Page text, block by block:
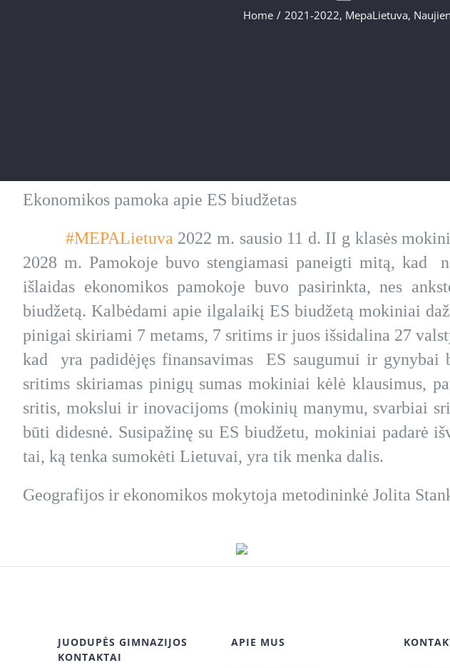
Home / 2021-2022, MepaLietuva,
Ekonomikos pamoka apie ES biudžetas
#MEPALietuva 2022 m. sausio 11 d. II g klasės
2028 m. Pamokoje buvo stengiamasi paneigti mitą, kad
išlaidas ekonomikos pamokoje buvo pasirinkta, nes
biudžetą. Kalbėdami apie ilgalaikį ES biudžetą mokiniai
pinigai skiriami 7 metams, 7 sritims ir juos išsidalina 27
kad yra padidėjęs finansavimas ES saugumui ir gynybai
sritims skiriamas pinigų sumas mokiniai kėlė klausimus,
sritis, mokslui ir inovacijoms (mokinių manymu, svarbiai
būti didesnė. Susipažinę su ES biudžetu, mokiniai padarė
tai, ką tenka sumokėti Lietuvai, yra tik menka dalis.
Geografijos ir ekonomikos mokytoja metodininkė Jolita
JUODUPĖS GIMNAZIJOS
KONTAKTAI
APIE MUS